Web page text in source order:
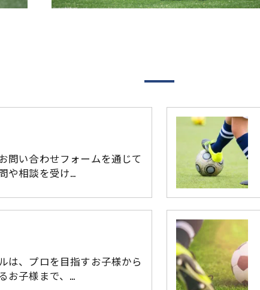
問い合わせフォームを通じて
や相談を受け…
は、プロを目指すお子様から
お子様まで、…